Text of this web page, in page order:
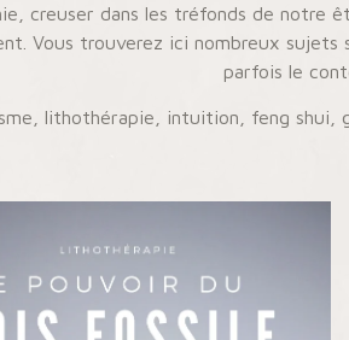
creuser dans les tréfonds de notre
Vous trouverez ici nombreux
parfois le
lithothérapie, intuition, feng shui,